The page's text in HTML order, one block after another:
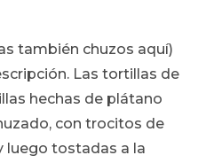
también chuzos aquí)
Las tortillas de
hechas de plátano
con trocitos de
luego tostadas a la